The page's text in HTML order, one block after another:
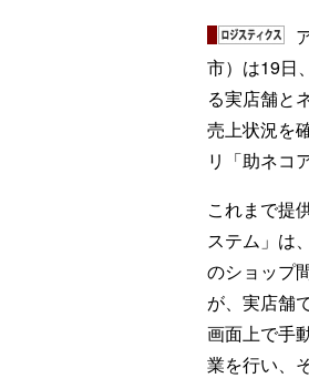
市）は19日
る実店舗と
売上状況を
リ「助ネコ
これまで提
ステム」は
のショップ
が、実店舗
画面上で手
業を行い、